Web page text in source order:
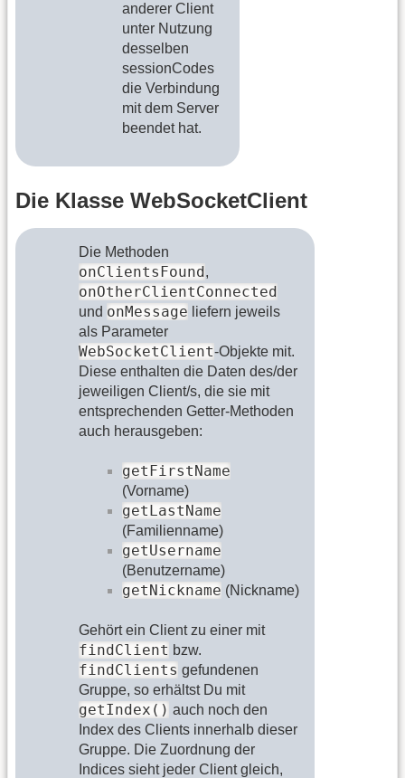
anderer Client
unter Nutzung
desselben
sessionCodes
die Verbindung
mit dem Server
beendet hat.
Die Klasse WebSocketClient
Die Methoden
onClientsFound,
onOtherClientConnected
und onMessage liefern jeweils
als Parameter
WebSocketClient-Objekte mit.
Diese enthalten die Daten des/der
jeweiligen Client/s, die sie mit
entsprechenden Getter-Methoden
auch herausgeben:
getFirstName
(Vorname)
getLastName
(Familienname)
getUsername
(Benutzername)
getNickname (Nickname)
Gehört ein Client zu einer mit
findClient bzw.
findClients gefundenen
Gruppe, so erhältst Du mit
getIndex() auch noch den
Index des Clients innerhalb dieser
Gruppe. Die Zuordnung der
Indices sieht jeder Client gleich,